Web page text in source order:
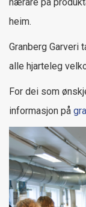
nærare på
heim.
Granberg
alle hjarteleg
For dei som
informasjon på